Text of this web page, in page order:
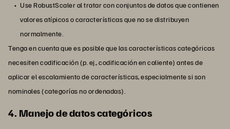
Use RobustScaler al tratar con conjuntos de datos que contienen
valores atípicos o características que no se distribuyen
normalmente.
Tenga en cuenta que es posible que las características categóricas
necesiten codificación (p. ej., codificación en caliente) antes de
aplicar el escalamiento de características, especialmente si son
nominales (categorías no ordenadas).
4. Manejo de datos categóricos